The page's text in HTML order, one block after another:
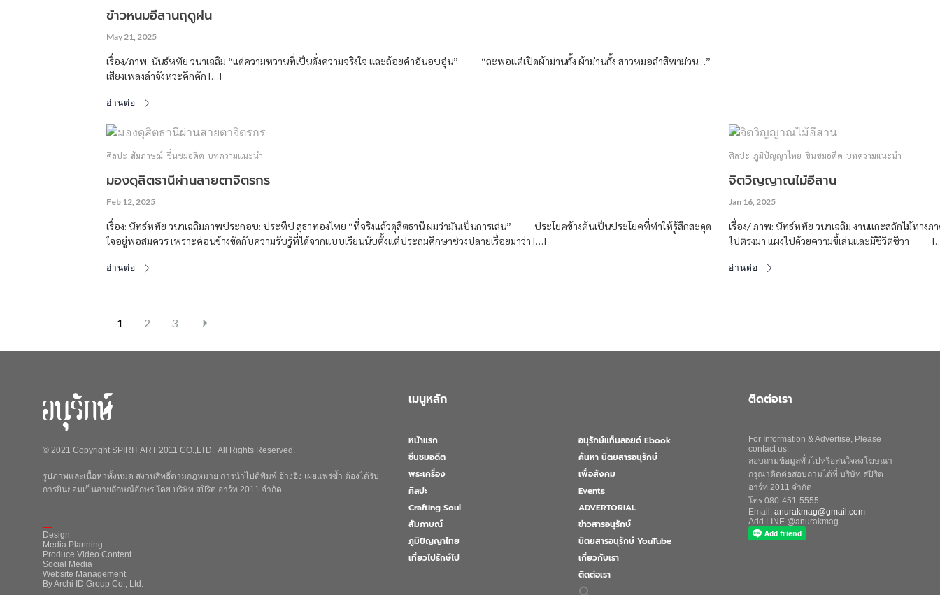
ข้าวหนมอีสานฤดูฝน
May 21, 2025
เรื่อง/ภาพ: นันธ์หทัย วนาเฉลิม “แด่ความหวานที่เป็นดั่งความจริงใจ และถ้อยคำอันอบอุ่น” “ละพอแต่เปิดผ้าม่านกั้ง ผ้าม่านกั้ง สาวหมอลำสิพาม่วน…”
เสียงเพลงลำจังหวะคึกคัก […]
อ่านต่อ
ศิลปะ สัมภาษณ์ ชื่นชมอดีต บทความแนะนำ
มองดุสิตธานีผ่านสายตาจิตรกร
Feb 12, 2025
เรื่อง: นัทธ์หทัย วนาเฉลิมภาพประกอบ: ประทีป สุธาทองไทย “ที่จริงแล้วดุสิตธานี ผมว่ามันเป็นการเล่น” ประโยคข้างต้นเป็นประโยคที่ทำให้รู้สึกสะดุด
ใจอยู่พอสมควร เพราะค่อนข้างขัดกับความรับรู้ที่ได้จากแบบเรียนนับตั้งแต่ประถมศึกษาช่วงปลายเรื่อยมาว่า […]
อ่านต่อ
ศิลปะ ภูมิปัญญาไทย ชื่นชมอดีต บทความแนะนำ
จิตวิญญาณไม้อีสาน
Jan 16, 2025
เรื่อง/ ภาพ: นัทธ์หทัย วนาเฉลิม งานแกะสลักไม้ทาง
ไปตรงมา แผงไปด้วยความขี้เล่นและมีชีวิตชีวา
อ่านต่อ
1 2 3
© 2021 Copyright SPIRIT ART 2011 CO.,LTD. All Rights Reserved.
รูปภาพและเนื้อหาทั้งหมด สงวนสิทธิ์ตามกฎหมาย การนำไปตีพิมพ์ อ้างอิง เผยแพร่ซ้ำ ต้องได้รับ
การยินยอมเป็นลายลักษณ์อักษร โดย บริษัท สปิริต อาร์ท 2011 จำกัด
Design
Media Planning
Produce Video Content
Social Media
Website Management
By Archi ID Group Co., Ltd.
เมนูหลัก
หน้าแรก
ชื่นชมอดีต
พระเครื่อง
ศิลปะ
Crafting Soul
สัมภาษณ์
ภูมิปัญญาไทย
เที่ยวไปรักษ์ไป
อนุรักษ์แท็บลอยด์ Ebook
ค้นหา นิตยสารอนุรักษ์
เพื่อสังคม
Events
ADVERTORIAL
ข่าวสารอนุรักษ์
นิตยสารอนุรักษ์ YouTube
เกี่ยวกับเรา
ติดต่อเรา
ติดต่อเรา
For Information & Advertise, Please
contact us.
สอบถามข้อมูลทั่วไปหรือสนใจลงโฆษณา
กรุณาติดต่อสอบถามได้ที่ บริษัท สปิริต
อาร์ท 2011 จำกัด
โทร 080-451-5555
Email: anurakmag@gmail.com
Add LINE @anurakmag